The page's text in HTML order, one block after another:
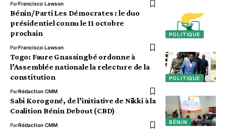
ParFrancisco Lawson
POLITIQUE
Bénin/Parti Les Démocrates : le duo
présidentiel connu le 11 octobre
prochain
ParFrancisco Lawson
POLITIQUE
Togo: Faure Gnassingbé ordonne à
l’Assemblée nationale la relecture de la
constitution
ParRédaction CMM
BÉNIN
Sabi Korogoné, de l’initiative de Nikki à la
Coalition Bénin Debout (CBD)
ParRédaction CMM